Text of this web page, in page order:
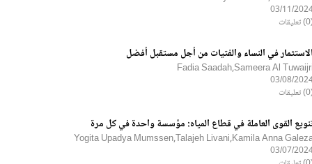
03/11/
في النساء والفتيات من أجل مستقبل أفضل
Fadia Saadah,Sameera Al
03/08/
القوى العاملة في قطاع المياه: مؤسسة واحدة في كل مرة
Yogita Upadya Mumssen,Talajeh Livani,Kamila Anna
03/07/